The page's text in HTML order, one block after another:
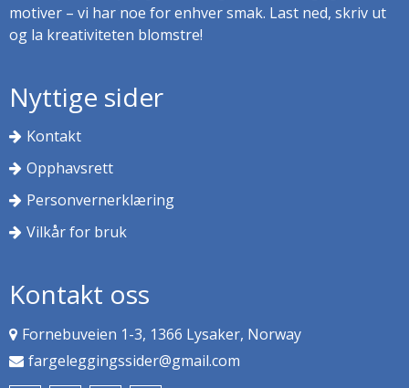
motiver – vi har noe for enhver smak. Last ned, skriv ut
og la kreativiteten blomstre!
Nyttige sider
Kontakt
Opphavsrett
Personvernerklæring
Vilkår for bruk
Kontakt oss
Fornebuveien 1-3, 1366 Lysaker, Norway
fargeleggingssider@gmail.com